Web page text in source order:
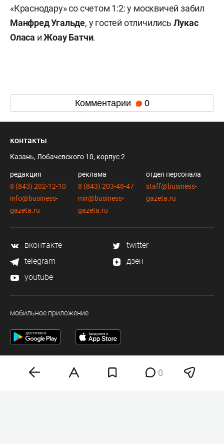
«Краснодару» со счетом 1:2: у москвичей забил
Манфред Угальде, у гостей отличились Лукас
Оласа иЖоау Батчи.
Комментарии 0
0
контакты
Казань, Лобачевского 10, корпус 2
редакция
8 (843) 202-12-10
info@business-
gazeta.ru
реклама
8 (843) 203-48-47
mir@business-
gazeta.ru
отдел персонала
staff@business-
gazeta.ru
вконтакте
twitter
telegram
дзен
youtube
мобильное приложение
Деловая электронная газета «Бизнес Online» (на связи).